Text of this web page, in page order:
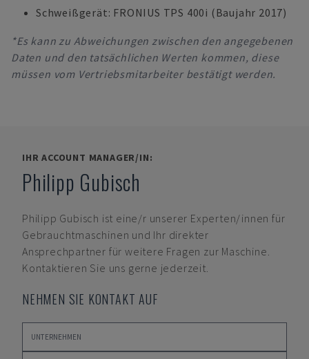
Schweißgerät: FRONIUS TPS 400i (Baujahr 2017)
*Es kann zu Abweichungen zwischen den angegebenen
Daten und den tatsächlichen Werten kommen, diese
müssen vom Vertriebsmitarbeiter bestätigt werden.
IHR ACCOUNT MANAGER/IN:
Philipp Gubisch
Philipp Gubisch ist eine/r unserer Experten/innen für
Gebrauchtmaschinen und Ihr direkter
Ansprechpartner für weitere Fragen zur Maschine.
Kontaktieren Sie uns gerne jederzeit.
NEHMEN SIE KONTAKT AUF